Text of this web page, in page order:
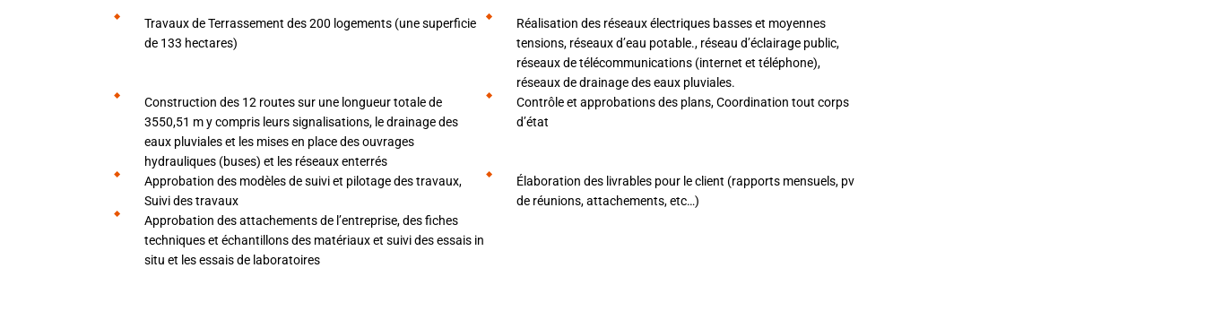
Travaux de Terrassement des 200 logements (une superficie
de 133 hectares)
Réalisation des réseaux électriques basses et moyennes
tensions, réseaux d’eau potable., réseau d’éclairage public,
réseaux de télécommunications (internet et téléphone),
réseaux de drainage des eaux pluviales.
Construction des 12 routes sur une longueur totale de
3550,51 m y compris leurs signalisations, le drainage des
eaux pluviales et les mises en place des ouvrages
hydrauliques (buses) et les réseaux enterrés
Contrôle et approbations des plans, Coordination tout corps
d’état
Approbation des modèles de suivi et pilotage des travaux,
Suivi des travaux
Élaboration des livrables pour le client (rapports mensuels, pv
de réunions, attachements, etc…)
Approbation des attachements de l’entreprise, des fiches
techniques et échantillons des matériaux et suivi des essais in
situ et les essais de laboratoires